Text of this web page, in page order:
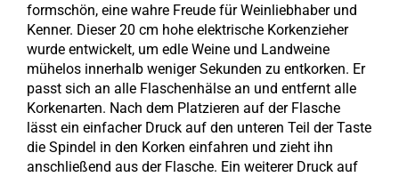
formschön, eine wahre Freude für Weinliebhaber und
Kenner. Dieser 20 cm hohe elektrische Korkenzieher
wurde entwickelt, um edle Weine und Landweine
mühelos innerhalb weniger Sekunden zu entkorken. Er
passt sich an alle Flaschenhälse an und entfernt alle
Korkenarten. Nach dem Platzieren auf der Flasche
lässt ein einfacher Druck auf den unteren Teil der Taste
die Spindel in den Korken einfahren und zieht ihn
anschließend aus der Flasche. Ein weiterer Druck auf